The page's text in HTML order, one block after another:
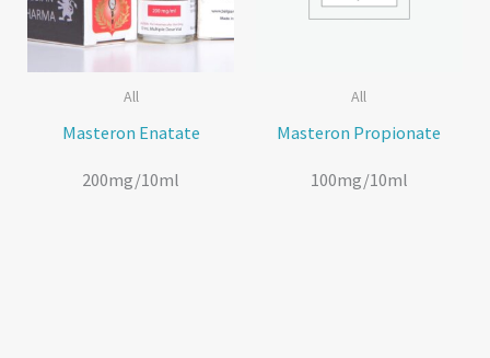
All
Masteron Enatate
200mg/10ml
All
Masteron Propionate
100mg/10ml